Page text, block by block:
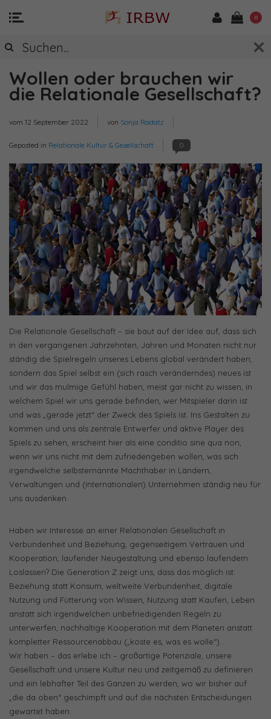
0
Wollen oder brauchen wir
die Relationale Gesellschaft?
vom 12 September 2022 von Sonja Radatz
Geposted in Relationale Kultur & Gesellschaft 0
Die Relationale Gesellschaft – sie baut auf der Idee auf, dass sich
in den vergangenen Jahrzehnten, Jahren und Monaten nicht nur
ständig die Spielregeln unseres Lebens global verändert haben,
sondern das Spiel selbst ein (sich rasch veränderndes) neues ist
und wir das mulmige Gefühl haben, meist gar nicht zu wissen, in
welchem Spiel wir uns gerade befinden, wer Mitspieler darin ist
und was „gerade jetzt“ der Zweck des Spiels ist. Ins Gestalten zu
kommen und uns als zentrale Entwerfer und aktive Player des
Spiels zu sehen, erscheint hier als eine conditio sine qua non,
wenn wir uns nicht mit dem zufriedengeben wollen, was sich
irgendwelche selbsternannte Machthaber in Ländern,
Verwaltungen und (internationalen) Unternehmen ständig neu für
uns ausdenken.
Haben wir Interesse an einer Relationalen Gesellschaft in
Verbundenheit und Beziehung, gegenseitigem Vertrauen und
Kooperation, laufender Neugestaltung und ebenso laufendem
Loslassen? Die Generation Z zeigt uns, dass das möglich ist:
Beziehung statt Konsum, weltweite Verbundenheit, digitale
Nutzung und Fütterung von Wissen, Nutzung statt Kaufen, Leben
anstatt sich irgendwelchen unbefriedigenden Regeln zu
unterwerfen, nachhaltige Kooperation mit dem Planeten anstatt
kompletter Ressourcenabbau („koste es, was es wolle“)…
Wir haben – das erlebe ich – großartige Potenziale, unsere
Gesellschaft und unsere Kultur neu und zeitgemäß zu definieren
und ein lebhafter Teil des Ganzen zu werden, wo wir bisher auf
„die da oben“ geschimpft und auf die nächsten Entscheidungen
gewartet haben.